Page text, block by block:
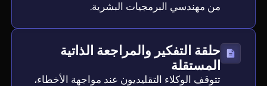
من مهندسي البرمجيات البشرية.
حلقة التفكير والمراجعة الذاتية
المستقلة
تتوقف الوكلاء التقليديون عند مواجهة الأخطاء،